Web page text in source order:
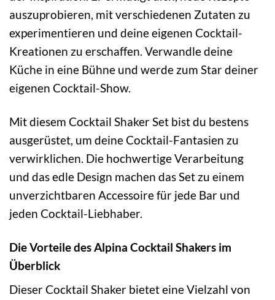
auszuprobieren, mit verschiedenen Zutaten zu
experimentieren und deine eigenen Cocktail-
Kreationen zu erschaffen. Verwandle deine
Küche in eine Bühne und werde zum Star deiner
eigenen Cocktail-Show.
Mit diesem Cocktail Shaker Set bist du bestens
ausgerüstet, um deine Cocktail-Fantasien zu
verwirklichen. Die hochwertige Verarbeitung
und das edle Design machen das Set zu einem
unverzichtbaren Accessoire für jede Bar und
jeden Cocktail-Liebhaber.
Die Vorteile des Alpina Cocktail Shakers im
Überblick
Dieser Cocktail Shaker bietet eine Vielzahl von